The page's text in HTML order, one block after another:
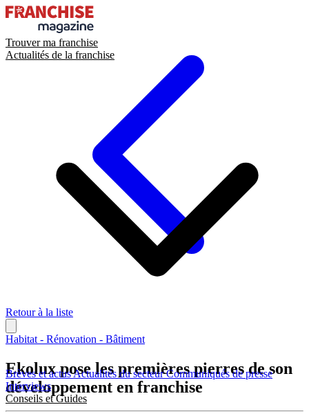
Trouver ma franchise
Actualités de la franchise
Brèves et actusActualités du secteurCommuniqués de presse
Interviews
Conseils et Guides
Retour à la liste
Habitat - Rénovation - Bâtiment
Ekolux pose les premières pierres de son
développement en franchise